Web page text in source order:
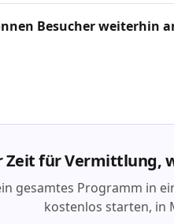
Besucher weiterhin
Zeit für Vermittlung,
gesamtes Programm in
kostenlos starten, in